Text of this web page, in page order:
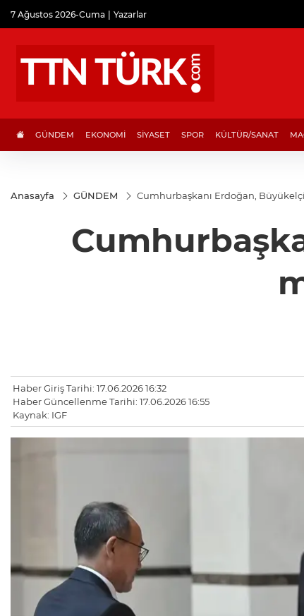
7 Ağustos 2026-Cuma Yazarlar
GÜNDEM EKONOMİ SİYASET SPOR KÜLTÜR/SANAT
Anasayfa GÜNDEM Cumhurbaşkanı Erdoğan,
Haber Giriş Tarihi: 17.06.2026 16:32
Haber Güncellenme Tarihi: 17.06.2026 16:55
Kaynak: IGF